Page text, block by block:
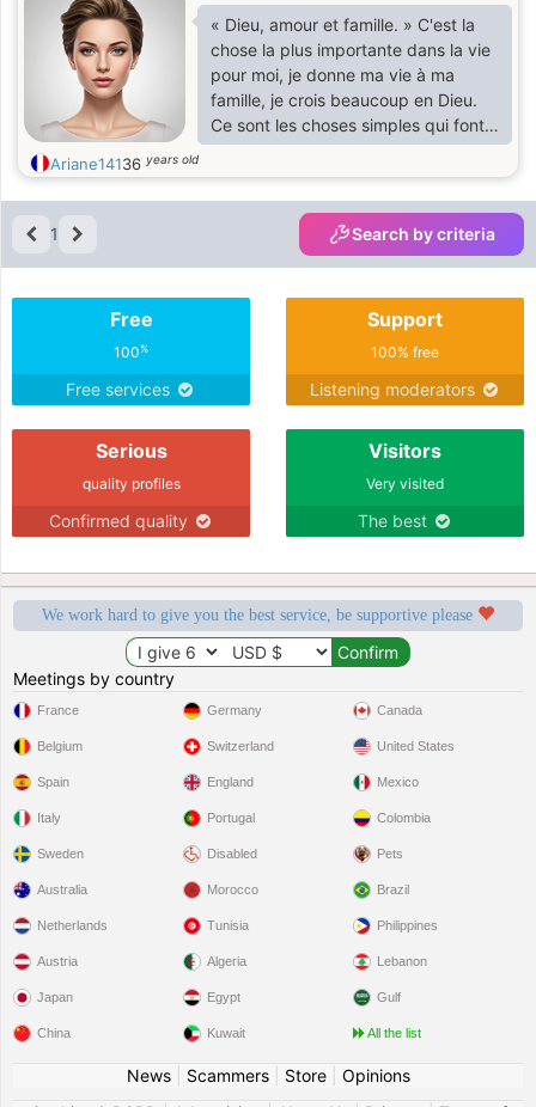
« Dieu, amour et famille. » C'est la
chose la plus importante dans la vie
pour moi, je donne ma vie à ma
famille, je crois beaucoup en Dieu.
Ce sont les choses simples qui font
la différence dans une relation, c'est
la personne qui est à nos côtés, qui
rend chaque instant magique, il n'est
pas nécessaire d'avoir grand-chose
pour être heureux, car au final ce qui
beaux moments vécus. J'aime
profiter du coucher de soleil, me
promener, lire, j'aime voyager, j'a
Ariane14136 years old
1 Search by criteria
Free
100%
Free services
Support
100% free
Listening moderators
Serious
quality profiles
Confirmed quality
Visitors
Very visited
The best
We work hard to give you the best service, be supportive please
Meetings by country
France
Belgium
Spain
Italy
Sweden
Germany
Switzerland
England
Portugal
Disabled
Canada
United States
Mexico
Colombia
Pets
Australia
Netherlands
Austria
Japan
China
Morocco
Tunisia
Algeria
Egypt
Kuwait
Brazil
Philippines
Lebanon
Gulf
All the list
News| Scammers| Store| Opinions